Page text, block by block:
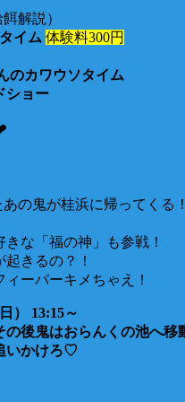
説）
イム 体験料300円
のカワウソタイム
ショー
の鬼が桂浜に帰ってくる！
な「福の神」も参戦！
きるの？！
ーバーキメちゃえ！
） 13:15～
の後鬼はおらんくの池へ
かけろ♡